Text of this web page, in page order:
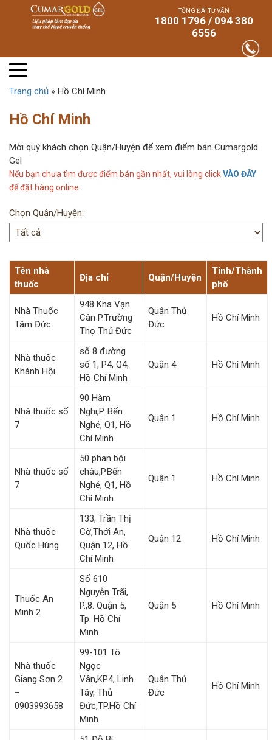
TỔNG ĐÀI TƯ VẤN
1800 1796 / 094 380
6556
Trang chủ » Hồ Chí Minh
Hồ Chí Minh
Mời quý khách chọn Quận/Huyện để xem điểm bán Cumargold
Gel
Nếu bạn chưa tìm được điểm bán gần nhất, vui lòng clickVÀO ĐÂY
để đặt hàng online
Chọn Quận/Huyện:
Tên nhà
thuốc
Địa chỉ Quận/Huyện
Tỉnh/Thành
phố
Nhà Thuốc
Tâm Đức
948 Kha Vạn
Cân P.Trường
Thọ Thủ Đức
Quận Thủ
Đức
Hồ Chí Minh
Nhà thuốc
Khánh Hội
số 8 đường
số 1, P4, Q4,
Hồ Chí Minh
Quận 4 Hồ Chí Minh
Nhà thuốc số
7
90 Hàm
Nghi,P. Bến
Nghé, Q1, Hồ
Chí Minh
Quận 1 Hồ Chí Minh
Nhà thuốc số
7
50 phan bội
châu,P.Bến
Nghé, Q1, Hồ
Chí Minh
Quận 1 Hồ Chí Minh
Nhà thuốc
Quốc Hùng
133, Trần Thị
Cờ,Thới An,
Quận 12, Hồ
Chí Minh
Quận 12 Hồ Chí Minh
Thuốc An
Minh 2
Số 610
Nguyễn Trãi,
P.,8. Quận 5,
Tp. Hồ Chí
Minh
Quận 5 Hồ Chí Minh
Nhà thuốc
Giang Sơn 2
–
0903993658
99-101 Tô
Ngọc
Vân,KP4, Linh
Tây, Thủ
Đức,TP.Hồ Chí
Minh.
Quận Thủ
Đức
Hồ Chí Minh